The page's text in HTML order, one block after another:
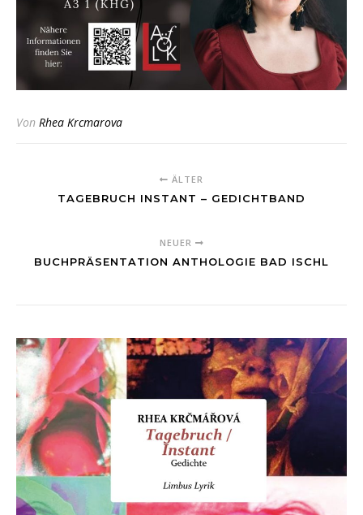
Von Rhea Krcmarova
ÄLTER
TAGEBRUCH INSTANT – GEDICHTBAND
NEUER
BUCHPRÄSENTATION ANTHOLOGIE BAD ISCHL